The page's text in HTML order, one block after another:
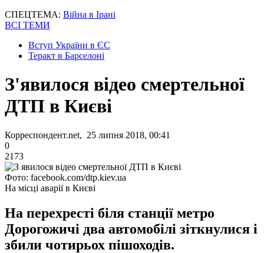
СПЕЦТЕМА: Війна в Ірані
ВСІ ТЕМИ
Вступ України в ЄС
Теракт в Барселоні
З'явилося відео смертельної
ДТП в Києві
Корреспондент.net, 25 липня 2018, 00:41
0
2173
Фото: facebook.com/dtp.kiev.ua
На місці аварії в Києві
На перехресті біля станції метро
Дорогожичі два автомобілі зіткнулися і
збили чотирьох пішоходів.